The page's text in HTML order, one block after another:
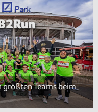
größten Teams beim